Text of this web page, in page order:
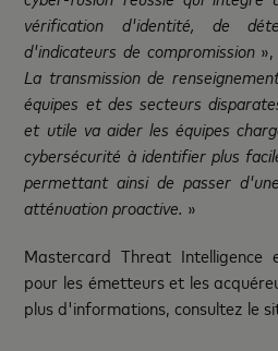
vérification d'identité, de
d'indicateurs de compromission»,
La transmission de
équipes et des secteurs
et utile va aider les équipes
cybersécurité à identifier plus
permettant ainsi de passer
atténuation proactive. »
Mastercard Threat Intelligence
pour les émetteurs et les
plus d'informations, consultez le